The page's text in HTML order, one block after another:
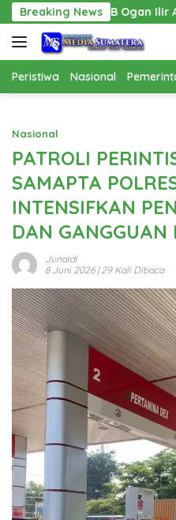
Langsung
ke
konten
Breaking News
Ilir Alami Kecelakaan
Peristiwa Nasional
Nasional
PATROLI
SAMAPTA
INTENSIFKAN
DAN GANGGUAN
Junaidi
8 Juni 2026| 29 Kali Dibaca